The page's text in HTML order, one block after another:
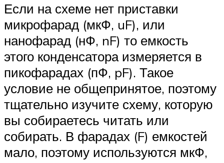
Если на схеме нет приставки
микрофарад (мкФ, uF), или
нанофарад (нФ, nF) то емкость
этого конденсатора измеряется в
пикофарадах (пФ, pF). Такое
условие не общепринятое, поэтому
тщательно изучите схему, которую
вы собираетесь читать или
собирать. В фарадах (F) емкостей
мало, поэтому используются мкФ,